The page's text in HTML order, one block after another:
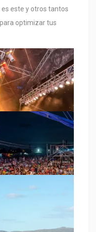
este y otros tantos
optimizar tus